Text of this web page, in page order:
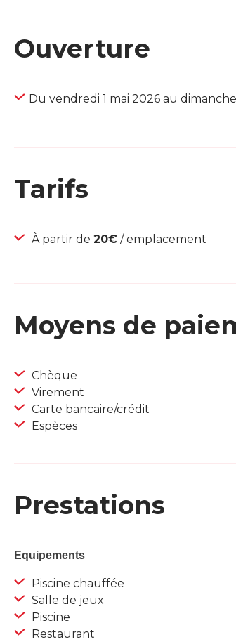
Ouverture
Du vendredi 1 mai 2026 au
Tarifs
À partir de 20€ / emplacement
Moyens de
Chèque
Virement
Carte bancaire/crédit
Espèces
Prestations
Equipements
Piscine chauffée
Salle de jeux
Piscine
Restaurant